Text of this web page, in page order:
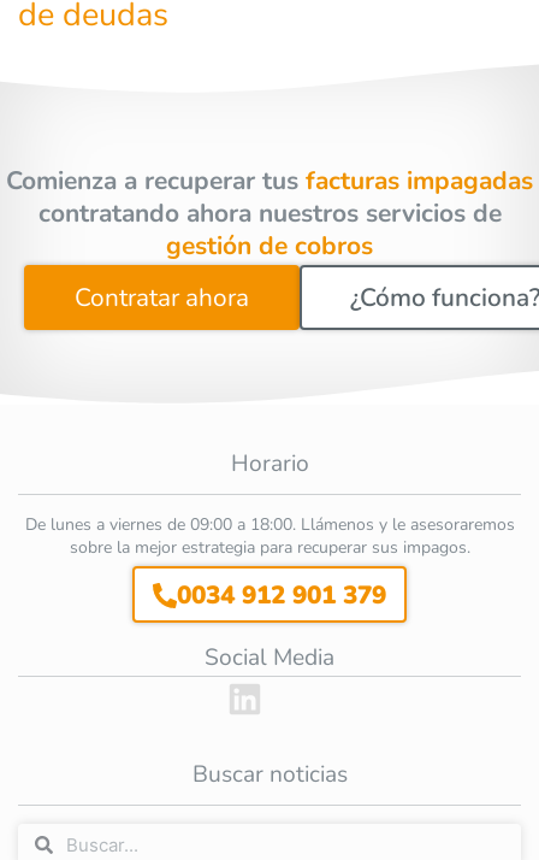
de deudas
Comienza a recuperar tus facturas impagadas
contratando ahora nuestros servicios de
gestión de cobros
Contratar ahora
¿Cómo funciona?
Horario
De lunes a viernes de 09:00 a 18:00. Llámenos y le asesoraremos
sobre la mejor estrategia para recuperar sus impagos.
0034 912 901 379
Social Media
Buscar noticias